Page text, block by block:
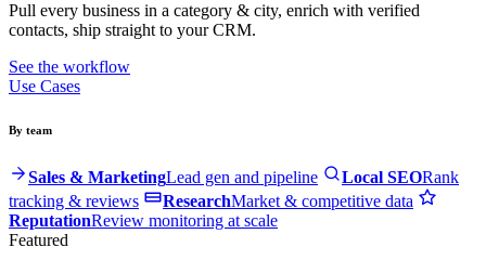
Pull every business in a category & city, enrich with verified
contacts, ship straight to your CRM.
See the workflow
Use Cases
By team
Sales & MarketingLead gen and pipeline Local SEORank
tracking & reviews
ResearchMarket & competitive data
ReputationReview monitoring at scale
Featured